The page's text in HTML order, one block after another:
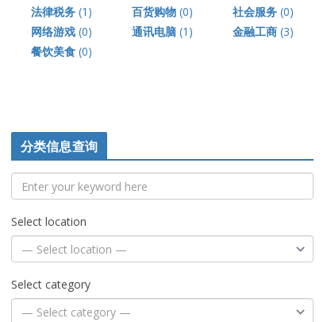
法律税务 (1) 百货购物 (0) 社会服务 (0)
网络游戏 (0) 通讯电脑 (1) 金融工商 (3)
餐饮美食 (0)
分类信息查询
Select location
Select category